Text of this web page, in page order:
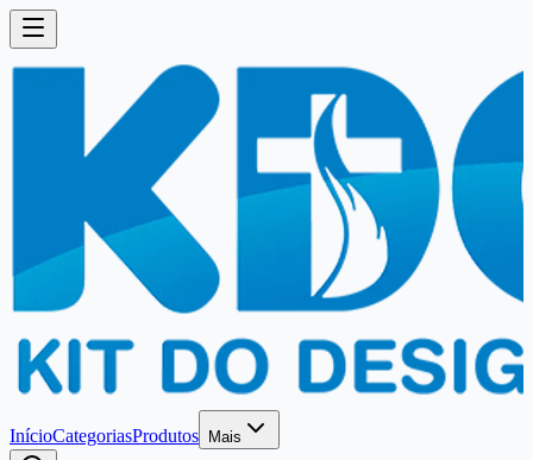
InícioCategoriasProdutos Mais